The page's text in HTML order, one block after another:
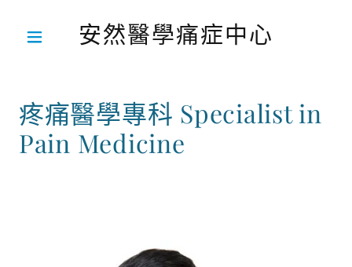
安然醫學痛症中心
疼痛醫學專科 Specialist in
Pain Medicine